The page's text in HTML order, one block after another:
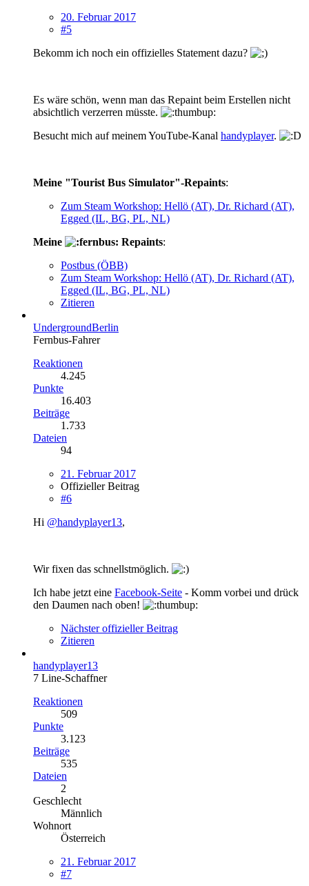
20. Februar 2017
#5
Bekomm ich noch ein offizielles Statement dazu?
Es wäre schön, wenn man das Repaint beim Erstellen nicht
absichtlich verzerren müsste.
Besucht mich auf meinem YouTube-Kanal handyplayer.
Meine "Tourist Bus Simulator"-Repaints:
Zum Steam Workshop: Hellö (AT), Dr. Richard (AT),
Egged (IL, BG, PL, NL)
Meine
Repaints:
Postbus (ÖBB)
Zum Steam Workshop: Hellö (AT), Dr. Richard (AT),
Egged (IL, BG, PL, NL)
Zitieren
UndergroundBerlin
Fernbus-Fahrer
Reaktionen
4.245
Punkte
16.403
Beiträge
1.733
Dateien
94
21. Februar 2017
Offizieller Beitrag
#6
Hi @handyplayer13,
Wir fixen das schnellstmöglich.
Ich habe jetzt eine Facebook-Seite - Komm vorbei und drück
den Daumen nach oben!
Nächster offizieller Beitrag
Zitieren
handyplayer13
7 Line-Schaffner
Reaktionen
509
Punkte
3.123
Beiträge
535
Dateien
2
Geschlecht
Männlich
Wohnort
Österreich
21. Februar 2017
#7